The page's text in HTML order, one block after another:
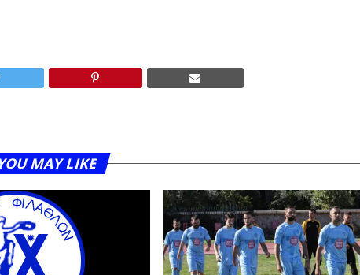
MAY LIKE